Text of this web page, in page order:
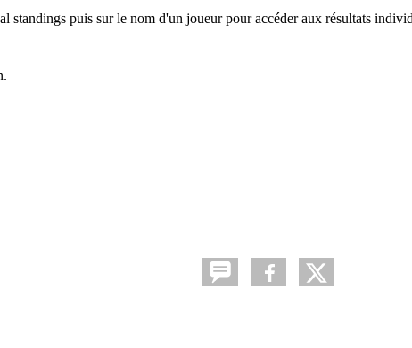
standings puis sur le nom d'un joueur pour accéder aux résultats